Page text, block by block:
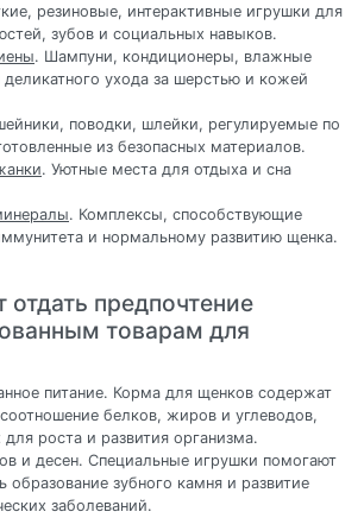
резиновые, интерактивные игрушки для
зубов и социальных навыков.
. Шампуни, кондиционеры, влажные
ухода за шерстью и кожей
поводки, шлейки, регулируемые по
из безопасных материалов.
. Уютные места для отдыха и сна
. Комплексы, способствующие
и нормальному развитию щенка.
отдать предпочтение
товарам для
питание. Корма для щенков содержат
белков, жиров и углеводов,
роста и развития организма.
и десен. Специальные игрушки помогают
образование зубного камня и развитие
заболеваний.